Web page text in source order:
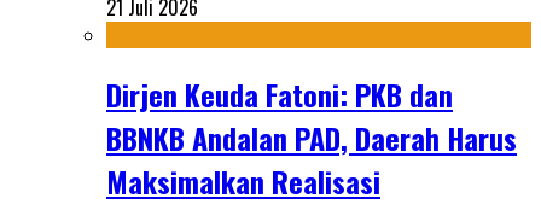
21 Juli 2026
Dirjen Keuda Fatoni: PKB dan
BBNKB Andalan PAD, Daerah Harus
Maksimalkan Realisasi